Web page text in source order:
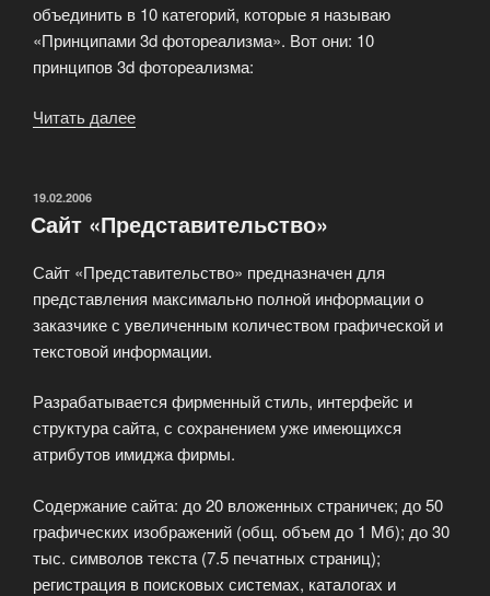
объединить в 10 категорий, которые я называю
«Принципами 3d фотореализма». Вот они: 10
принципов 3d фотореализма:
Читать далее
ОПУБЛИКОВАНО
19.02.2006
Сайт «Представительство»
Сайт «Представительство» предназначен для
представления максимально полной информации о
заказчике с увеличенным количеством графической и
текстовой информации.
Разрабатывается фирменный стиль, интерфейс и
структура сайта, с сохранением уже имеющихся
атрибутов имиджа фирмы.
Содержание сайта: до 20 вложенных страничек; до 50
графических изображений (общ. объем до 1 Mб); до 30
тыс. символов текста (7.5 печатных страниц);
регистрация в поисковых системах, каталогах и